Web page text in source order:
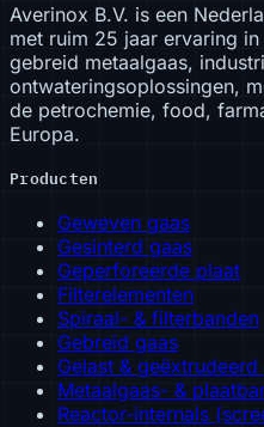
Averinox B.V. is een
met ruim 25 jaar ervaring
gebreid metaalgaas,
ontwateringsoplossingen,
de petrochemie, food,
Europa.
Producten
Geweven gaas
Gesinterd gaas
Geperforeerde plaat
Filterelementen
Spiraal- & filterbanden
Gebreid gaas
Gelast & geëxtrudeerd
Metaalgaas- &
Reactor-internals